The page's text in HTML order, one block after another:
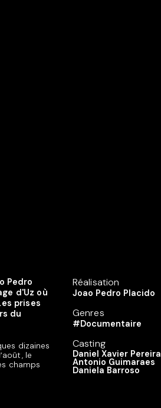
Pedro
d'Uz où
prises
du
dizaines
le
champs
Réalisation
Joao Pedro Placido
Genres
#Documentaire
Casting
Daniel Xavier Pereira
Antonio Guimaraes
Daniela Barroso